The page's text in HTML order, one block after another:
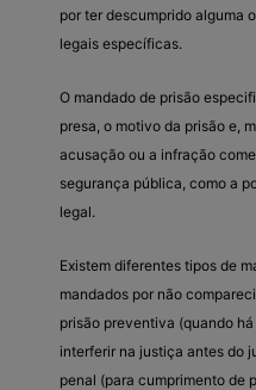
por ter descumprido alguma
legais específicas.
O mandado de prisão
presa, o motivo da prisão e,
acusação ou a infração
segurança pública, como a
legal.
Existem diferentes tipos de
mandados por não
prisão preventiva (quando
interferir na justiça antes do
penal (para cumprimento de